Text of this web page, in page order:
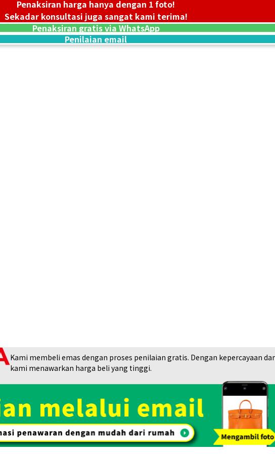
18K gold (K18)
3,2g
Referensi Harga
18K gold (K18)
7,8g
Referensi
Rp 17.408.258
Penaksiran harga hanya dengan 1 foto!
Sekadar konsultasi juga sangat kami terima!
Penaksiran gratis via WhatsApp
Penilaian email
Kami membeli emas dengan proses penilaian gratis. Dengan kepercayaan
kami menawarkan harga beli yang tinggi.
Toko Spesialisasi
Pembelian. OTAKARAYA TOP
Lihat Daftar Barang yang
Kami Beli